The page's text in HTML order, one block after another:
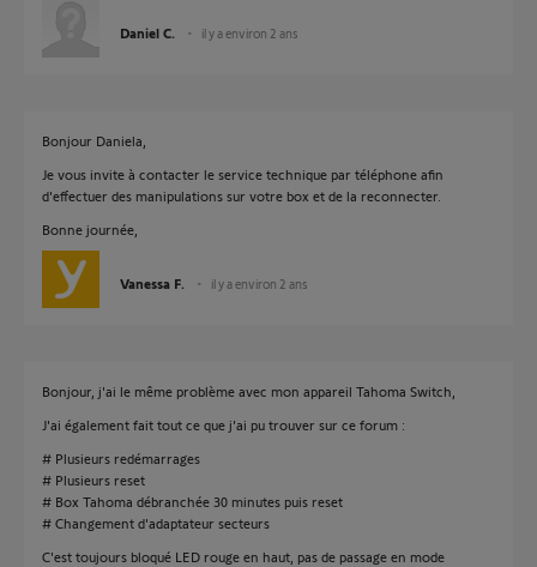
Daniel C. il y a environ 2 ans
Bonjour Daniela,
Je vous invite à contacter le service technique par téléphone afin
d'effectuer des manipulations sur votre box et de la reconnecter.
Bonne journée,
Vanessa F. il y a environ 2 ans
Bonjour, j'ai le même problème avec mon appareil Tahoma Switch,
J'ai également fait tout ce que j'ai pu trouver sur ce forum :
# Plusieurs redémarrages
# Plusieurs reset
# Box Tahoma débranchée 30 minutes puis reset
# Changement d'adaptateur secteurs
C'est toujours bloqué LED rouge en haut, pas de passage en mode